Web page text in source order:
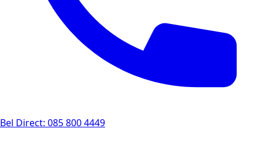
Bel Direct: 085 800 4449